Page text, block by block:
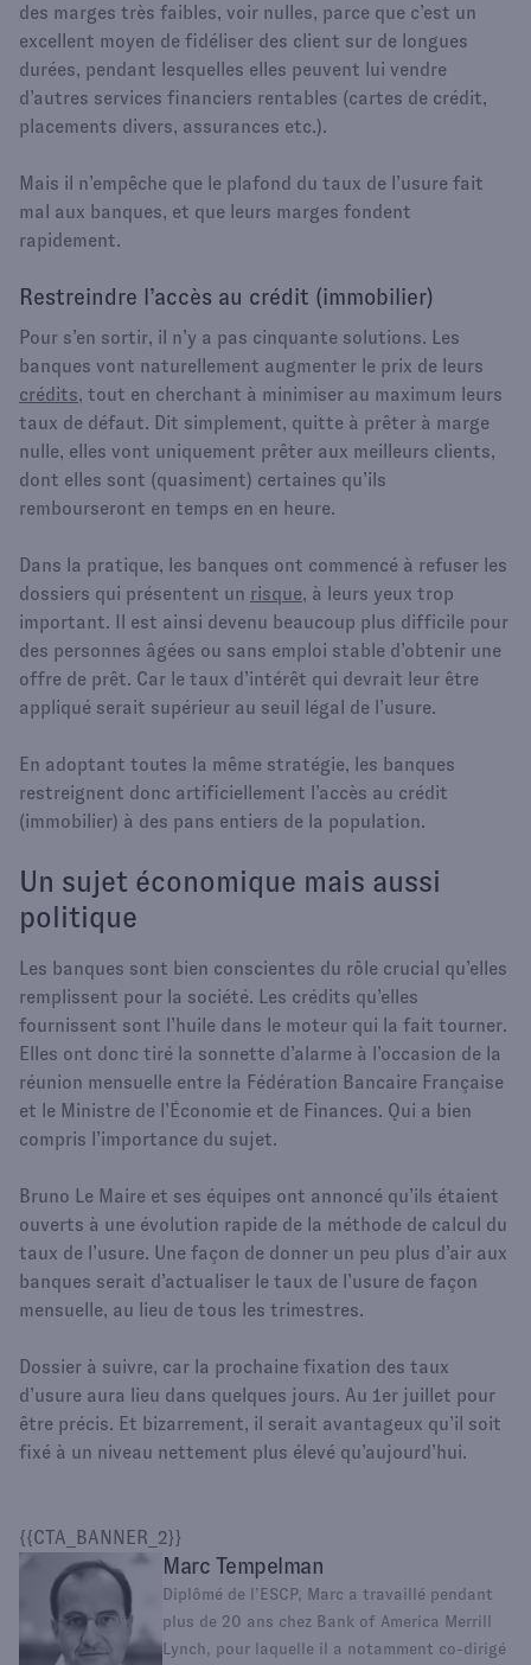
des marges très faibles, voir nulles, parce que c’est un
excellent moyen de fidéliser des client sur de longues
durées, pendant lesquelles elles peuvent lui vendre
d’autres services financiers rentables (cartes de crédit,
placements divers, assurances etc.).
Mais il n’empêche que le plafond du taux de l’usure fait
mal aux banques, et que leurs marges fondent
rapidement.
Restreindre l’accès au crédit (immobilier)
Pour s’en sortir, il n’y a pas cinquante solutions. Les
banques vont naturellement augmenter le prix de leurs
crédits, tout en cherchant à minimiser au maximum leurs
taux de défaut. Dit simplement, quitte à prêter à marge
nulle, elles vont uniquement prêter aux meilleurs clients,
dont elles sont (quasiment) certaines qu’ils
rembourseront en temps en en heure.
Dans la pratique, les banques ont commencé à refuser les
dossiers qui présentent un risque, à leurs yeux trop
important. Il est ainsi devenu beaucoup plus difficile pour
des personnes âgées ou sans emploi stable d’obtenir une
offre de prêt. Car le taux d’intérêt qui devrait leur être
appliqué serait supérieur au seuil légal de l’usure.
En adoptant toutes la même stratégie, les banques
restreignent donc artificiellement l’accès au crédit
(immobilier) à des pans entiers de la population.
Un sujet économique mais aussi
politique
Les banques sont bien conscientes du rôle crucial qu’elles
remplissent pour la société. Les crédits qu’elles
fournissent sont l’huile dans le moteur qui la fait tourner.
Elles ont donc tiré la sonnette d’alarme à l’occasion de la
réunion mensuelle entre la Fédération Bancaire Française
et le Ministre de l’Économie et de Finances. Qui a bien
compris l’importance du sujet.
Bruno Le Maire et ses équipes ont annoncé qu’ils étaient
ouverts à une évolution rapide de la méthode de calcul du
taux de l’usure. Une façon de donner un peu plus d’air aux
banques serait d’actualiser le taux de l’usure de façon
mensuelle, au lieu de tous les trimestres.
Dossier à suivre, car la prochaine fixation des taux
d’usure aura lieu dans quelques jours. Au 1er juillet pour
être précis. Et bizarrement, il serait avantageux qu’il soit
fixé à un niveau nettement plus élevé qu’aujourd’hui.
{{CTA_BANNER_2}}
Marc Tempelman
Diplômé de l’ESCP, Marc a travaillé pendant
plus de 20 ans chez Bank of America Merrill
Lynch, pour laquelle il a notamment co-dirigé